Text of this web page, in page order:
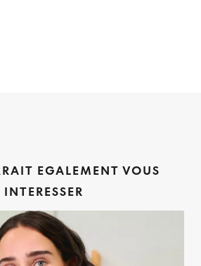
EGALEMENT VOUS
INTERESSER